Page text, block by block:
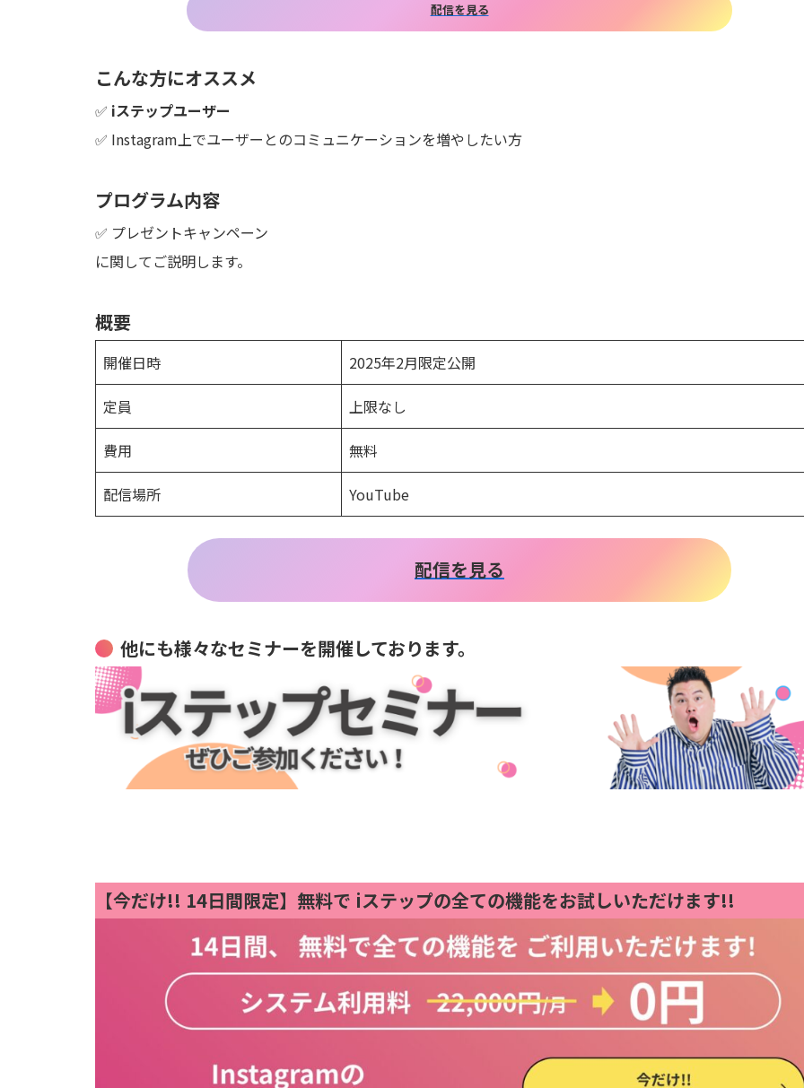
配信を見る
こんな方にオススメ
✅ iステップユーザー
✅ Instagram上でユーザーとのコミュニケーションを増やしたい方
プログラム内容
✅ プレゼントキャンペーン
に関してご説明します。
概要
開催日時 2025年2月限定公開
定員 上限なし
費用 無料
配信場所 YouTube
配信を見る
他にも様々なセミナーを開催しております。
【今だけ!! 14日間限定】無料で iステップの全ての機能をお試しいただけます!!